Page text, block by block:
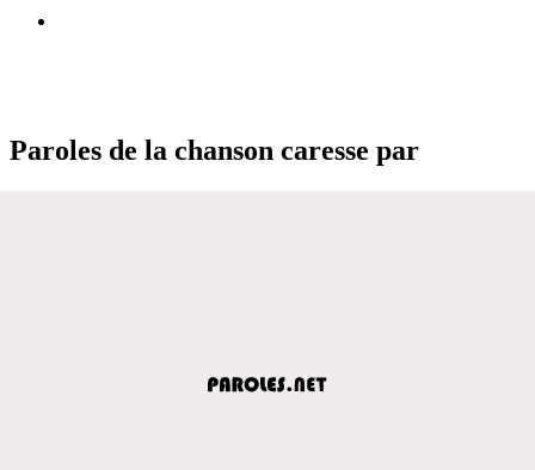
Paroles de la chanson caresse par